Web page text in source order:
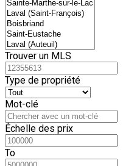
Trouver un MLS
Type de propriété
Mot-clé
Échelle des prix
To